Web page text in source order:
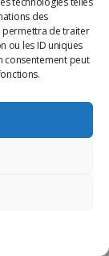
des
permettra de traiter
ou les ID uniques
consentement peut